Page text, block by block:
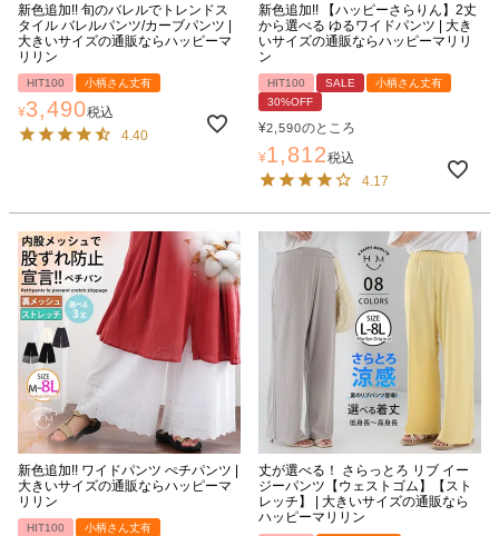
新色追加!! 旬のバレルでトレンドス
タイル バレルパンツ/カーブパンツ |
大きいサイズの通販ならハッピーマ
リリン
HIT100 小柄さん丈有
¥3,490税込
4.40
新色追加!! 【ハッピーさらりん】2丈
から選べる ゆるワイドパンツ | 大き
いサイズの通販ならハッピーマリリ
ン
HIT100 SALE
小柄さん丈有
30%OFF
¥2,590のところ
¥1,812税込
4.17
新色追加!! ワイドパンツ ぺチパンツ |
大きいサイズの通販ならハッピーマ
リリン
HIT100 小柄さん丈有
丈が選べる！ さらっとろ リブ イー
ジーパンツ【ウェストゴム】【スト
レッチ】 | 大きいサイズの通販なら
ハッピーマリリン